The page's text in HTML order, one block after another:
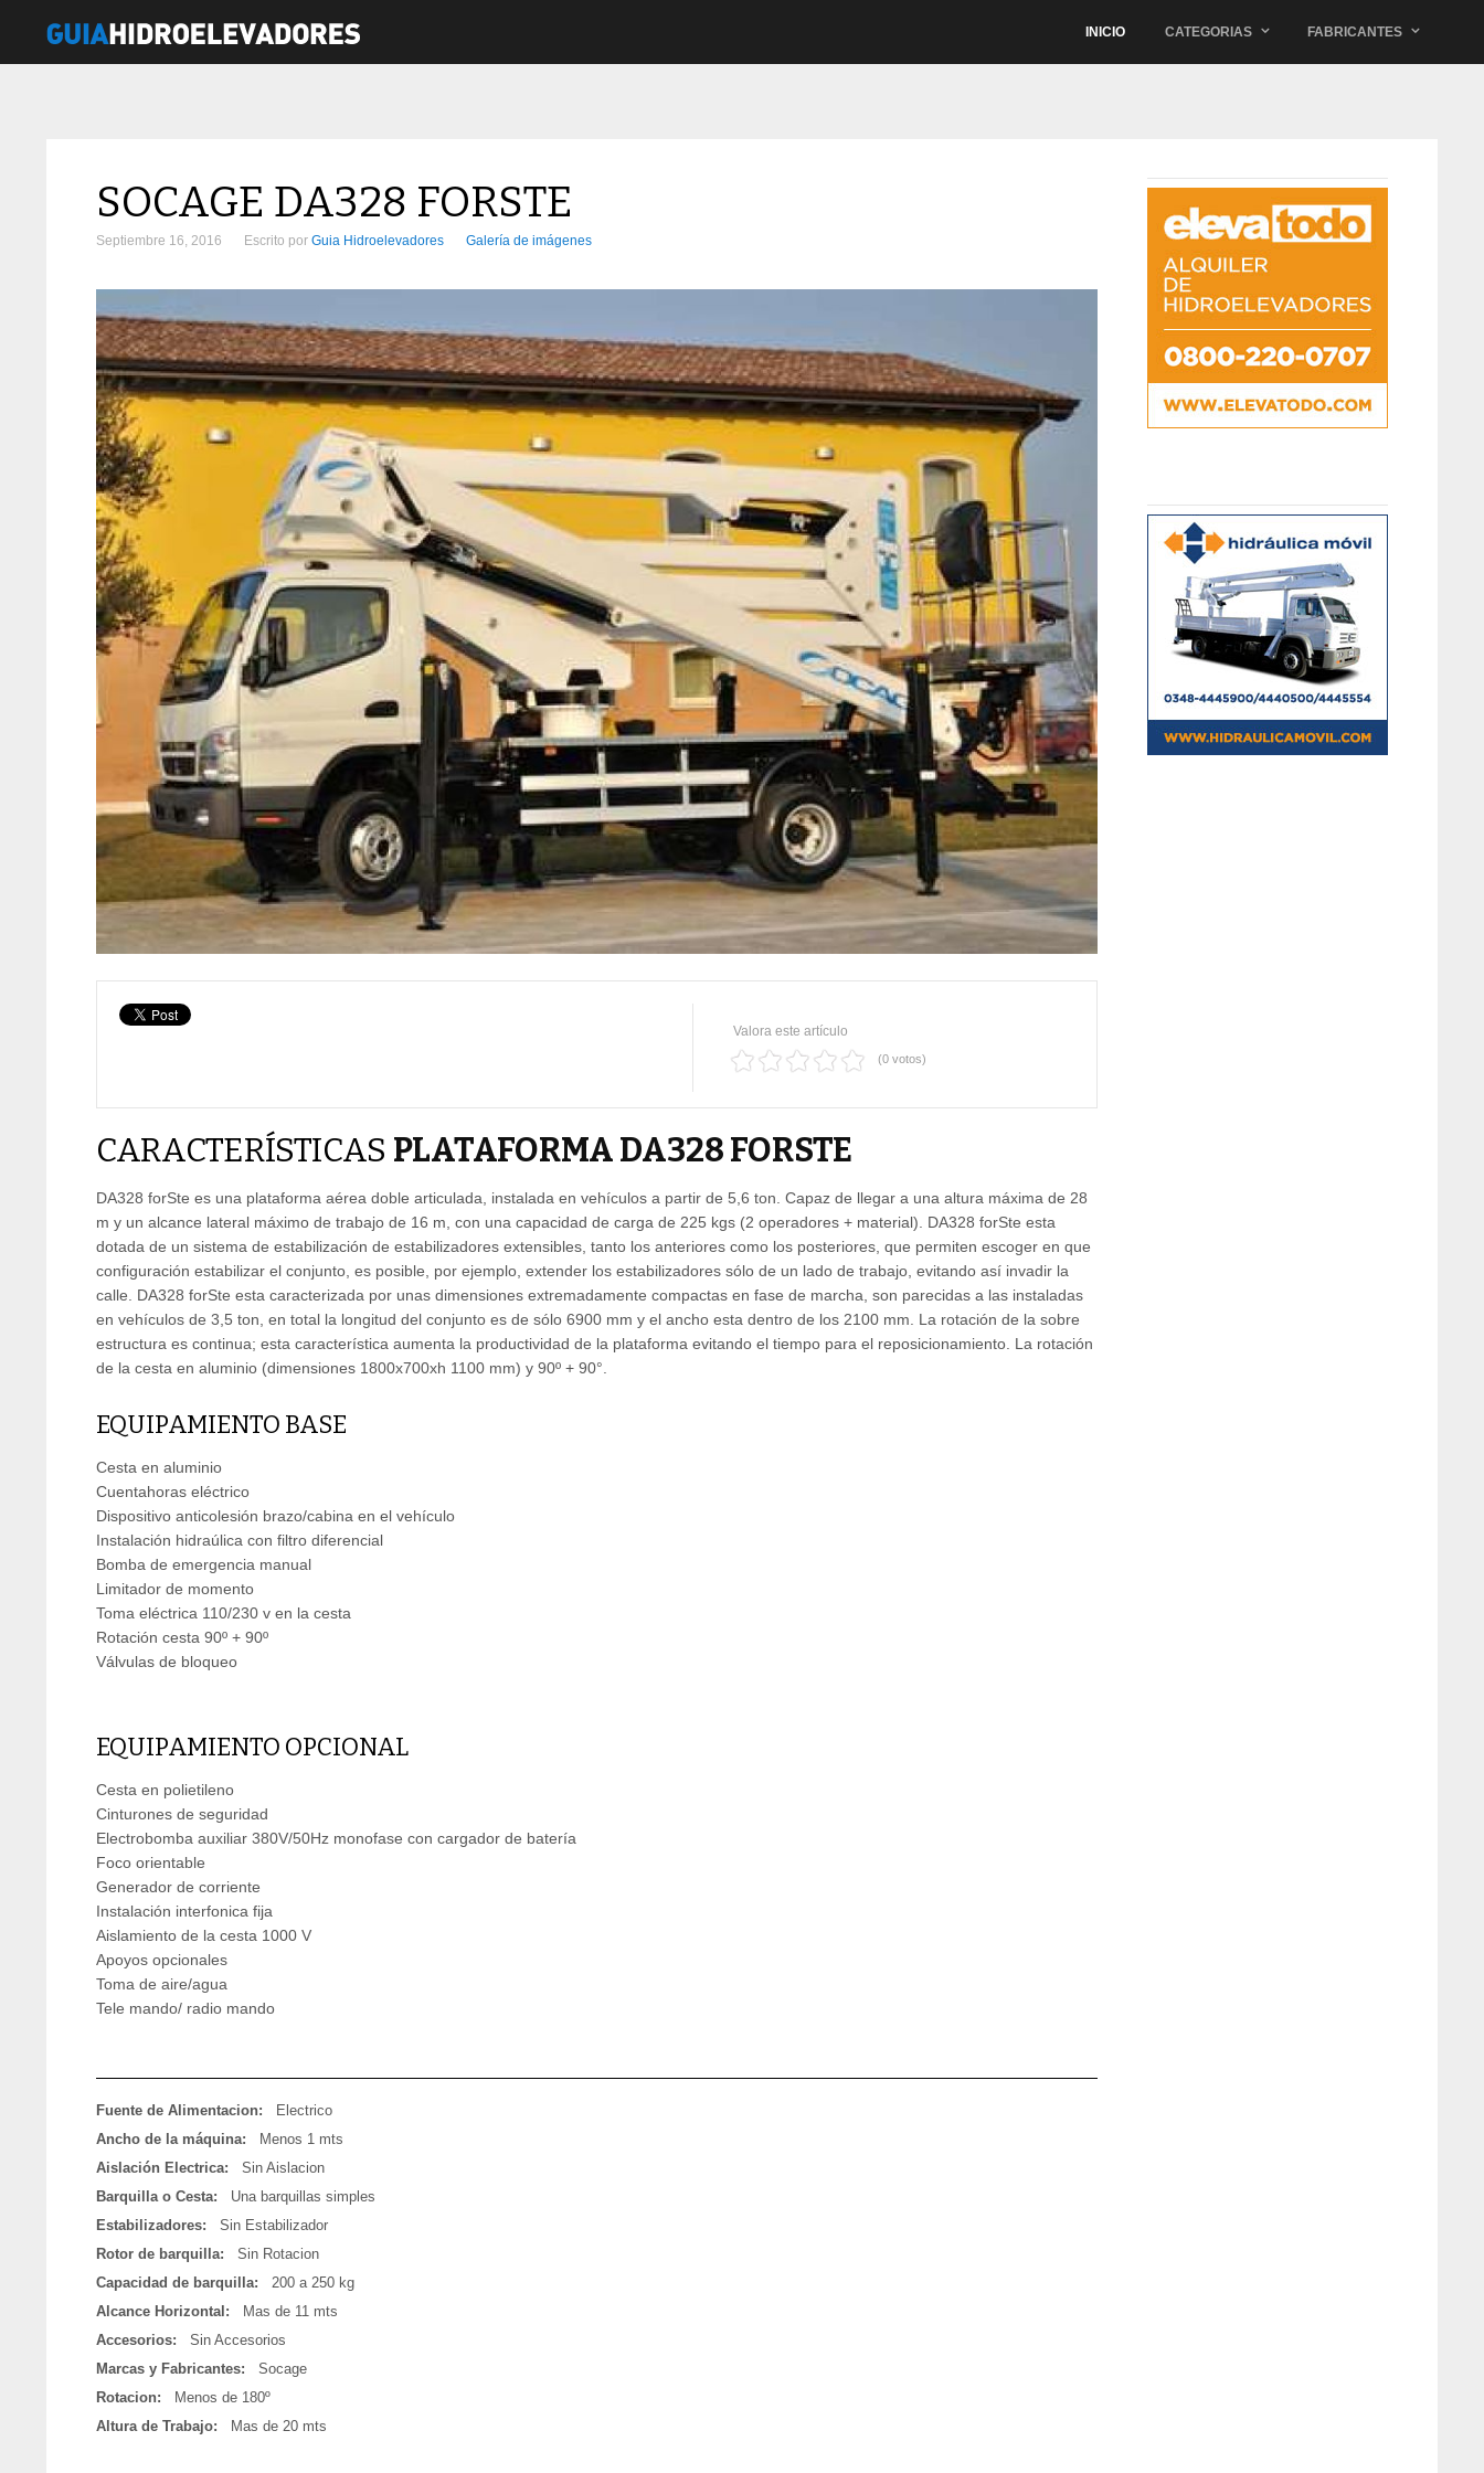
INICIO CATEGORIAS FABRICANTES
SOCAGE DA328 FORSTE
Septiembre 16, 2016 Escrito por Guia Hidroelevadores Galería de imágenes
Valora este artículo
(0 votos)
CARACTERÍSTICAS PLATAFORMA DA328 FORSTE
DA328 forSte es una plataforma aérea doble articulada, instalada en vehículos a partir de 5,6 ton. Capaz de llegar a una altura máxima de 28
m y un alcance lateral máximo de trabajo de 16 m, con una capacidad de carga de 225 kgs (2 operadores + material). DA328 forSte esta
dotada de un sistema de estabilización de estabilizadores extensibles, tanto los anteriores como los posteriores, que permiten escoger en que
configuración estabilizar el conjunto, es posible, por ejemplo, extender los estabilizadores sólo de un lado de trabajo, evitando así invadir la
calle. DA328 forSte esta caracterizada por unas dimensiones extremadamente compactas en fase de marcha, son parecidas a las instaladas
en vehículos de 3,5 ton, en total la longitud del conjunto es de sólo 6900 mm y el ancho esta dentro de los 2100 mm. La rotación de la sobre
estructura es continua; esta característica aumenta la productividad de la plataforma evitando el tiempo para el reposicionamiento. La rotación
de la cesta en aluminio (dimensiones 1800x700xh 1100 mm) y 90º + 90°.
EQUIPAMIENTO BASE
Cesta en aluminio
Cuentahoras eléctrico
Dispositivo anticolesión brazo/cabina en el vehículo
Instalación hidraúlica con filtro diferencial
Bomba de emergencia manual
Limitador de momento
Toma eléctrica 110/230 v en la cesta
Rotación cesta 90º + 90º
Válvulas de bloqueo
EQUIPAMIENTO OPCIONAL
Cesta en polietileno
Cinturones de seguridad
Electrobomba auxiliar 380V/50Hz monofase con cargador de batería
Foco orientable
Generador de corriente
Instalación interfonica fija
Aislamiento de la cesta 1000 V
Apoyos opcionales
Toma de aire/agua
Tele mando/ radio mando
Fuente de Alimentacion:
Electrico
Ancho de la máquina:
Menos 1 mts
Aislación Electrica:
Sin Aislacion
Barquilla o Cesta:
Una barquillas simples
Estabilizadores:
Sin Estabilizador
Rotor de barquilla:
Sin Rotacion
Capacidad de barquilla:
200 a 250 kg
Alcance Horizontal:
Mas de 11 mts
Accesorios:
Sin Accesorios
Marcas y Fabricantes:
Socage
Rotacion:
Menos de 180º
Altura de Trabajo:
Mas de 20 mts